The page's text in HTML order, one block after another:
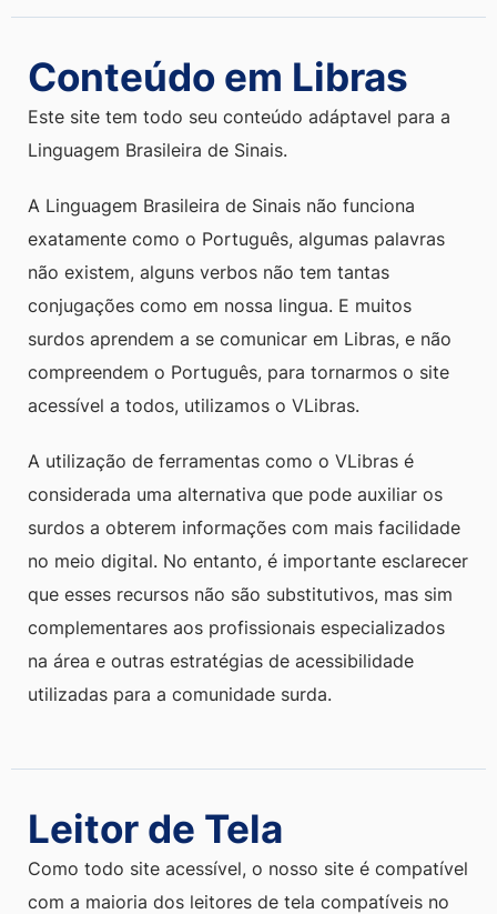
Conteúdo em Libras
Este site tem todo seu conteúdo adáptavel para a
Linguagem Brasileira de Sinais.
A Linguagem Brasileira de Sinais não funciona
exatamente como o Português, algumas palavras
não existem, alguns verbos não tem tantas
conjugações como em nossa lingua. E muitos
surdos aprendem a se comunicar em Libras, e não
compreendem o Português, para tornarmos o site
acessível a todos, utilizamos o VLibras.
A utilização de ferramentas como o VLibras é
considerada uma alternativa que pode auxiliar os
surdos a obterem informações com mais facilidade
no meio digital. No entanto, é importante esclarecer
que esses recursos não são substitutivos, mas sim
complementares aos profissionais especializados
na área e outras estratégias de acessibilidade
utilizadas para a comunidade surda.
Leitor de Tela
Como todo site acessível, o nosso site é compatível
com a maioria dos leitores de tela compatíveis no